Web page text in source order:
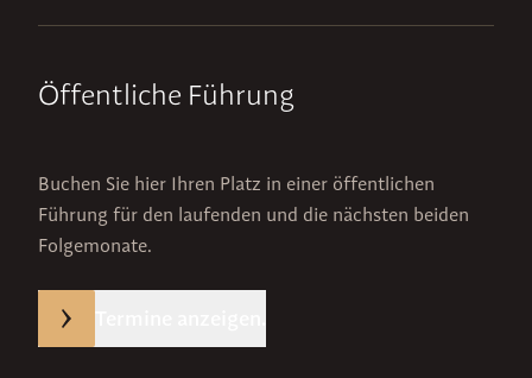
Öffentliche Führung
Buchen Sie hier Ihren Platz in einer öffentlichen
Führung für den laufenden und die nächsten beiden
Folgemonate.